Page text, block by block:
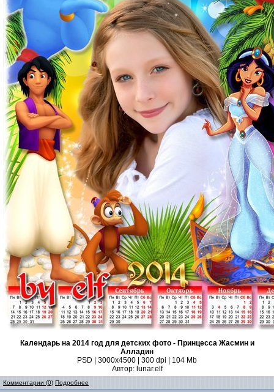
Календарь на 2014 год для детских фото - Принцесса Жасмин и
Алладин
PSD | 3000x4500 | 300 dpi | 104 Mb
Автор: lunar.elf
Комментарии (0) Подробнее